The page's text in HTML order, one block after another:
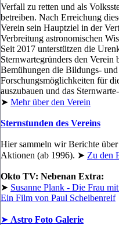
Verfall zu retten und als
betreiben. Nach Erreichung
Verein sein Hauptziel in der
Verbreitung astronomischen
Seit 2017 unterstützen die
Sternwartegründers den Verein
Bemühungen die Bildungs- und
Forschungsmöglichkeiten für
auszubauen und das
➤ Mehr über den Verein
Sternstunden des Vereins
Hier sammeln wir Berichte
Aktionen (ab 1996). ➤ Zu den
Okto TV: Nebenan Extra:
➤ Susanne Plank - Die Frau
Ein Film von Paul Scheibenreif
➤ Astro Foto Galerie